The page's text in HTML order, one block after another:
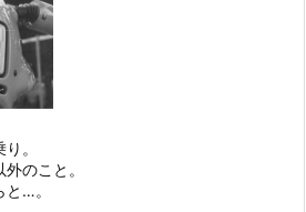
。
のこと。
…。